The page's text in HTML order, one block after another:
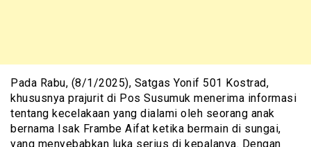
Pada Rabu, (8/1/2025), Satgas Yonif 501 Kostrad,
khususnya prajurit di Pos Susumuk menerima informasi
tentang kecelakaan yang dialami oleh seorang anak
bernama Isak Frambe Aifat ketika bermain di sungai,
yang menyebabkan luka serius di kepalanya. Dengan